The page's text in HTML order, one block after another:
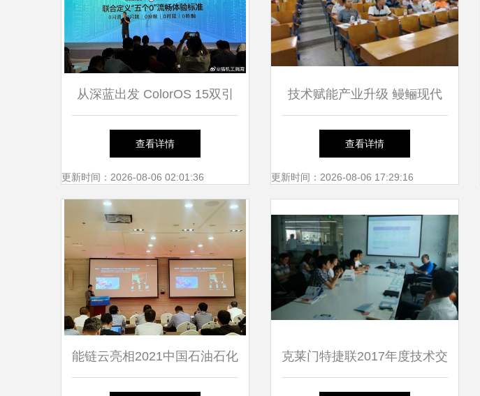
从深蓝出发 ColorOS 15双引
擎流畅技术的协同进化与未来
野望
查看详情
更新时间：2026-08-06 02:01:36
技术赋能产业升级 鳗鲡现代
产业技术培训班成功举办
查看详情
更新时间：2026-08-06 17:29:16
能链云亮相2021中国石油石化 克莱门特捷联2017年度技术交